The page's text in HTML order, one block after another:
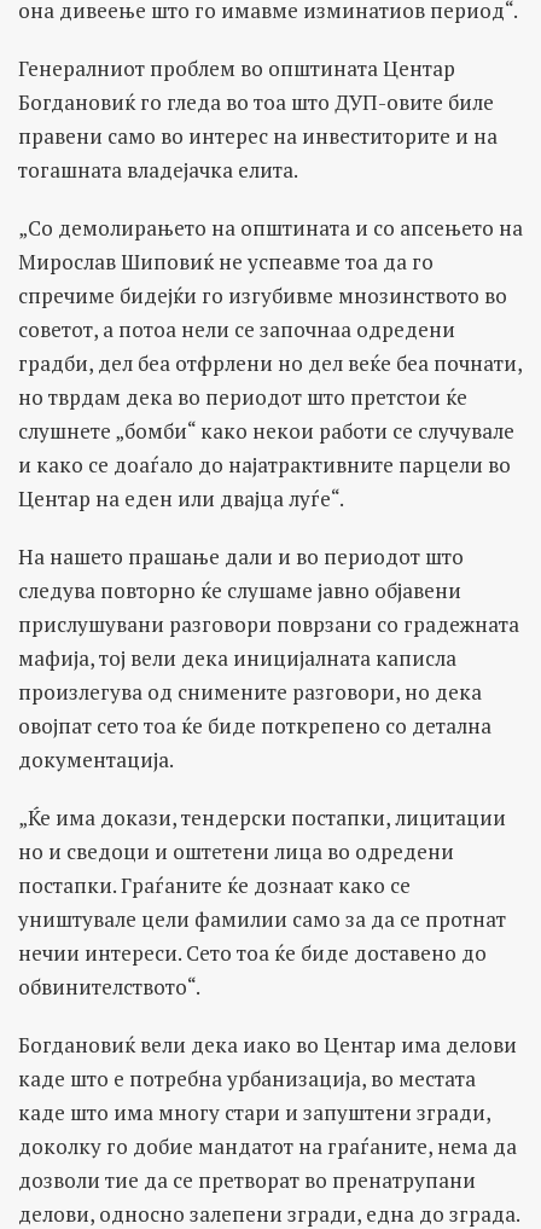
она дивеење што го имавме изминатиов период“.
Генералниот проблем во општината Центар
Богдановиќ го гледа во тоа што ДУП-овите биле
правени само во интерес на инвеститорите и на
тогашната владејачка елита.
„Со демолирањето на општината и со апсењето на
Мирослав Шиповиќ не успеавме тоа да го
спречиме бидејќи го изгубивме мнозинството во
советот, а потоа нели се започнаа одредени
градби, дел беа отфрлени но дел веќе беа почнати,
но тврдам дека во периодот што претстои ќе
слушнете „бомби“ како некои работи се случувале
и како се доаѓало до најатрактивните парцели во
Центар на еден или двајца луѓе“.
На нашето прашање дали и во периодот што
следува повторно ќе слушаме јавно објавени
прислушувани разговори поврзани со градежната
мафија, тој вели дека иницијалната каписла
произлегува од снимените разговори, но дека
овојпат сето тоа ќе биде поткрепено со детална
документација.
„Ќе има докази, тендерски постапки, лицитации
но и сведоци и оштетени лица во одредени
постапки. Граѓаните ќе дознаат како се
уништувале цели фамилии само за да се протнат
нечии интереси. Сето тоа ќе биде доставено до
обвинителството“.
Богдановиќ вели дека иако во Центар има делови
каде што е потребна урбанизација, во местата
каде што има многу стари и запуштени згради,
доколку го добие мандатот на граѓаните, нема да
дозволи тие да се претворат во пренатрупани
делови, односно залепени згради, една до зграда.